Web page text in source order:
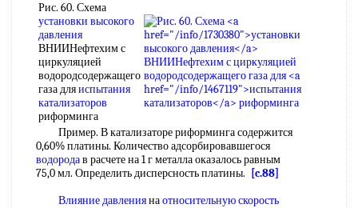
Рис. 60. Схема
установки высокого
давления
ВНИИНефтехим с
циркуляцией
водородсодержащего
газа дляиспытания
катализаторов
риформинга
Пример. В катализаторе риформинга содержится
0,60% платины. Количество адсорбировавшегося
водородав расчете на 1 г металла оказалось равным
75,0 мл. Определить дисперсность платины.
[c.88]
Влияние давлениянаотносительную скорость